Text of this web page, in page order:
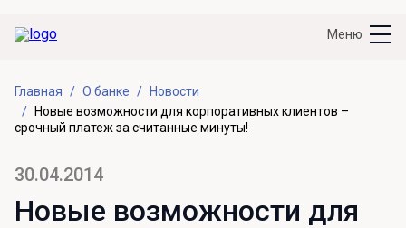
Меню
Главная О банке
Новости
Новые возможности для корпоративных клиентов –
срочный платеж за считанные минуты!
30.04.2014
Новые возможности для